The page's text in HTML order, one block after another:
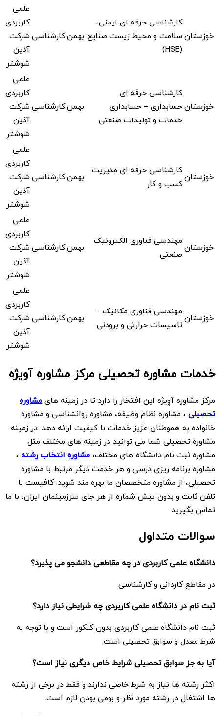
خوزستان
کارشناسی حرفه ای ایمنی،
سلامت و محیط زیست صنایع
(HSE)
بهمنکارشناسی
علمی
کاربردی
شرکت
آذین
شوشتر
خوزستان
کارشناسی حرفه ای
حسابداری – حسابداری
خدمات و تولیدات صنعتی
بهمنکارشناسی
علمی
کاربردی
شرکت
آذین
شوشتر
خوزستانکارشناسی حرفه ای مدیریت
کسب و کار
بهمنکارشناسی
علمی
کاربردی
شرکت
آذین
شوشتر
خوزستانمهندسی فناوری الکترونیک
صنعتی
بهمنکارشناسی
علمی
کاربردی
شرکت
آذین
شوشتر
خوزستانمهندسی فناوری مکانیک –
تاسیسات حرارتی و برودتی
بهمنکارشناسی
علمی
کاربردی
شرکت
آذین
شوشتر
خدمات مشاوره تحصیلی مرکز مشاوره آویژه
مرکز مشاوره آوِیژه این افتخار را دارد تا در زمینه هایمشاوره
تحصیلی ، مشاوره نظام وظیفه، مشاوره روانشناسی و مشاوره
خانواده به هموطنان عزیز خدمات با کیفیت ارائه دهد. در زمینه
مشاوره تحصیلی شما می توانید در زمینه های مختلف مثل
مشاوره ثبت نام دانشگاه های مختلف،مشاوره انتخاب رشته ،
مشاوره برنامه ریزی درسی و هر خدمت دیگر مرتبط با مشاوره
تحصیلی، از مشاوره متخصصان ما بهره مند شوید. کافیست با
تلفن ثابت و بدون پیش شماره از هر جای سرزمینمان ایران، با ما
تماس بگیرید.
سوالات متداول
دانشگاه علمی کاربردی در چه مقاطعی دانشجو می پذیرد؟
در مقاطع کاردانی و کارشناسی
ثبت نام در دانشگاه علمی کاربردی چه شرایطی نیاز دارد؟
ثبت نام دانشگاه علمی کاربردی بدون کنکور است و با توجه به
شرط معدل و سوابق تحصیلی است.
آیا به جز سوابق تحصیلی شرایط خاص دیگری نیاز است؟
اکثر رشته ها نیاز به شرط خاصی ندارند و فقط در برخی از رشته
ها اشتغال در رشته مورد نظر و بومی بودن لازم است.